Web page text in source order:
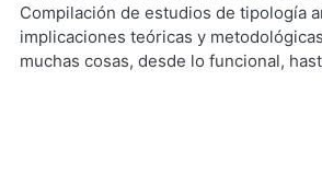
Artes para el Diseño, Departamento
Guerrero Baca, Luis F., editor;
Francisco;Ayala Alonso, Enrique;
Compilación de estudios de tipología
implicaciones teóricas y
muchas cosas, desde lo funcional,